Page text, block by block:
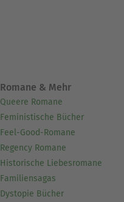
Romane & Mehr
Queere Romane
Feministische Bücher
Feel-Good-Romane
Regency Romane
Historische Liebesromane
Familiensagas
Dystopie Bücher